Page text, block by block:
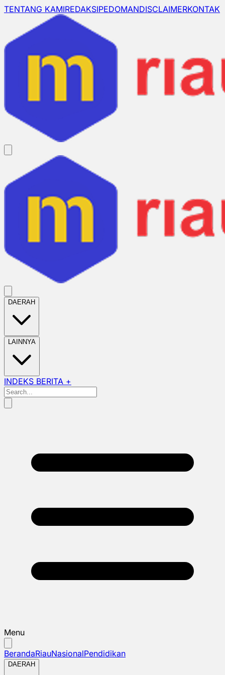
TENTANG KAMIREDAKSIPEDOMANDISCLAIMERKONTAK
DAERAH
LAINNYA
INDEKS BERITA +
Menu
BerandaRiauNasionalPendidikan
DAERAH